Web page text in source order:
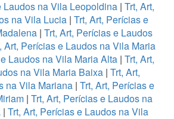
Laudos na Vila Leopoldina | Trt, Art,
na Vila Lucia | Trt, Art, Perícias e
| Trt, Art, Perícias e Laudos
Art, Perícias e Laudos na Vila Maria
Laudos na Vila Maria Alta | Trt, Art,
na Vila Maria Baixa| Trt, Art,
na Vila Mariana| Trt, Art, Perícias e
| Trt, Art, Perícias e Laudos na
| Trt, Art, Perícias e Laudos na Vila